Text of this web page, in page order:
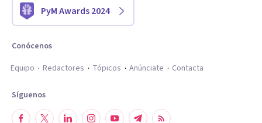
PyM Awards 2024
Conócenos
Equipo
Redactores Tópicos Anúnciate Contacta
Síguenos